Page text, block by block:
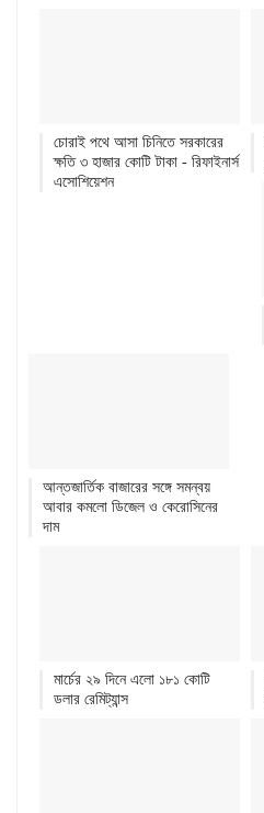
চোরাই পথে আসা চিনিতে সরকারের
ক্ষতি ৩ হাজার কোটি টাকা - রিফাইনার্স
এসোশিয়েশন
আন্তজার্তিক বাজারের সঙ্গে সমন্বয়
আবার কমলো ডিজেল ও কেরোসিনের
দাম
মার্চের ২৯ দিনে এলো ১৮১ কোটি
ডলার রেমিট্যান্স